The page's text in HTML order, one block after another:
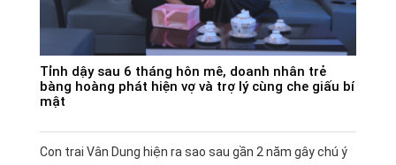
Tỉnh dậy sau 6 tháng hôn mê, doanh nhân trẻ
bàng hoàng phát hiện vợ và trợ lý cùng che giấu bí
mật
Con trai Vân Dung hiện ra sao sau gần 2 năm gây chú ý